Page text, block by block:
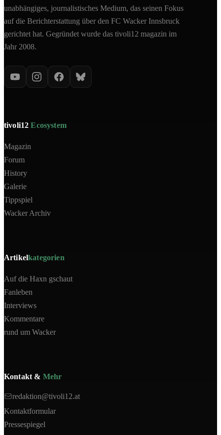
unabhängiges, journalistisches Medium, das seinen Fokus
auf die Berichterstattung über den FC Wacker Innsbruck
gerichtet hat. Gegründet wurde das tivoli12 magazin im
Jahr 2008.
tivoli12Ecosystem
Magazin
Forum
History
Galerie
Tippspiel
Wacker Archiv
Artikelkategorien
Auf die Haxn gschaut
Fanleben
Interviews
Kommentare
rund um Wacker
Kontakt & Mehr
redaktion@tivoli12.at
Kontaktformular
Pressespiegel